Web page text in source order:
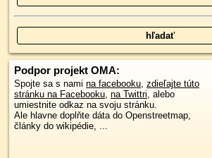
Podpor projekt OMA:
Spojte sa s nami na facebooku, zdieľajte túto
stránku na Facebooku, na Twittri, alebo
umiestnite odkaz na svoju stránku.
Ale hlavne doplňte dáta do Openstreetmap,
články do wikipédie, ...